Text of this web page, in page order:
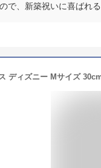
で、新築祝いに喜ばれ